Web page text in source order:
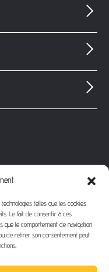
telles que les cookies
Le fait de consentir à ces
que le comportement de navigation
de retirer son consentement peut